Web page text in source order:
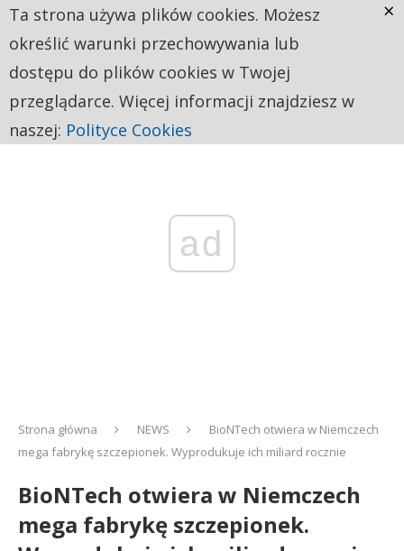
ad
Strona główna NEWS
BioNTech otwiera w Niemczech
mega fabrykę szczepionek. Wyprodukuje ich miliard rocznie
BioNTech otwiera w Niemczech
mega fabrykę szczepionek.
Ta strona używa plików cookies. Możesz
określić warunki przechowywania lub
dostępu do plików cookies w Twojej
przeglądarce. Więcej informacji znajdziesz w
naszej: Polityce Cookies
×